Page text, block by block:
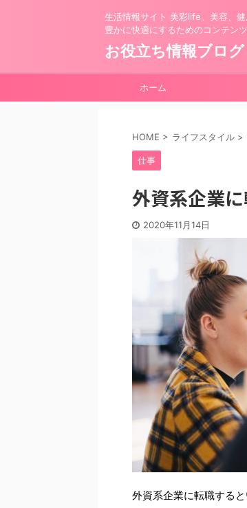
生活情報サイト 美彩life。美容、
豊かに快適にするためのコンテン
お役立ち情報ブロ
ホーム
HOME > ライフスタイル >
仕事
外資系企業
2020年11月14日
外資系企業に転職する